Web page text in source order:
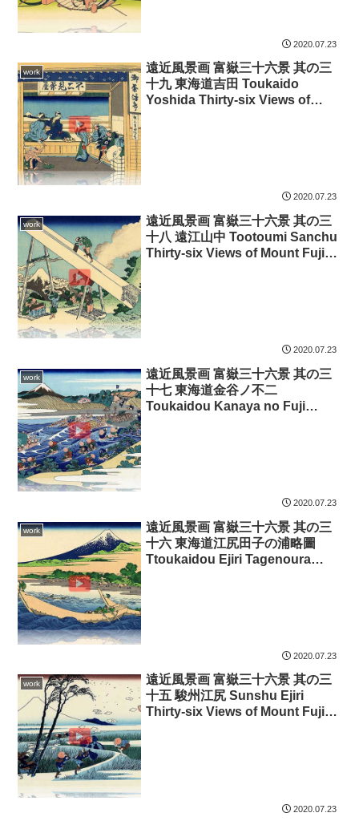
2020.07.23
work
遠近風景画 富嶽三十六景 其の三
十九 東海道吉田 Toukaido
Yoshida Thirty-six Views of
2020.07.23
work
遠近風景画 富嶽三十六景 其の三
十八 遠江山中 Tootoumi Sanchu
Thirty-six Views of Mount Fuji
2020.07.23
work
遠近風景画 富嶽三十六景 其の三
十七 東海道金谷ノ不二
Toukaidou Kanaya no Fuji
2020.07.23
work
遠近風景画 富嶽三十六景 其の三
十六 東海道江尻田子の浦略圖
Ttoukaidou Ejiri Tagenoura
2020.07.23
work
遠近風景画 富嶽三十六景 其の三
十五 駿州江尻 Sunshu Ejiri
Thirty-six Views of Mount Fuji
2020.07.23